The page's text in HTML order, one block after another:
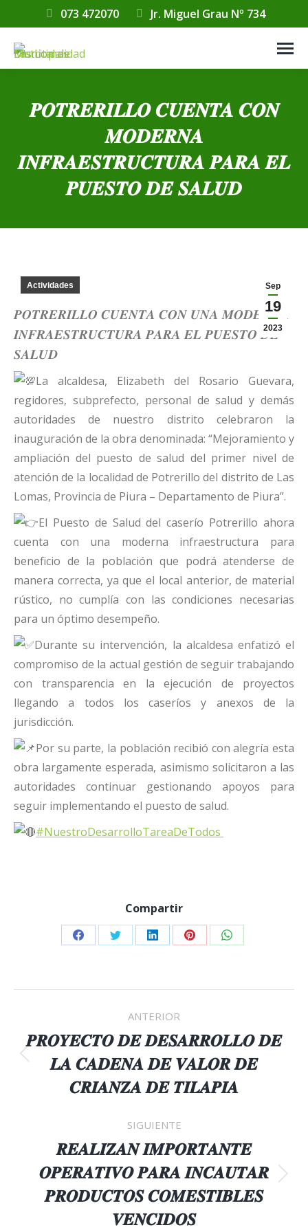
073 472070 Jr. Miguel Grau Nº 734
𝑷𝑶𝑻𝑹𝑬𝑹𝑰𝑳𝑳𝑶 𝑪𝑼𝑬𝑵𝑻𝑨 𝑪𝑶𝑵
𝑴𝑶𝑫𝑬𝑹𝑵𝑨
𝑰𝑵𝑭𝑹𝑨𝑬𝑺𝑻𝑹𝑼𝑪𝑻𝑼𝑹𝑨 𝑷𝑨𝑹𝑨 𝑬𝑳
𝑷𝑼𝑬𝑺𝑻𝑶 𝑫𝑬 𝑺𝑨𝑳𝑼𝑫
Sep
19
2023
Actividades
𝑷𝑶𝑻𝑹𝑬𝑹𝑰𝑳𝑳𝑶 𝑪𝑼𝑬𝑵𝑻𝑨 𝑪𝑶𝑵 𝑼𝑵𝑨 𝑴𝑶𝑫𝑬𝑹𝑵𝑨
𝑰𝑵𝑭𝑹𝑨𝑬𝑺𝑻𝑹𝑼𝑪𝑻𝑼𝑹𝑨 𝑷𝑨𝑹𝑨 𝑬𝑳 𝑷𝑼𝑬𝑺𝑻𝑶 𝑫𝑬
𝑺𝑨𝑳𝑼𝑫
La alcaldesa, Elizabeth del Rosario Guevara,
regidores, subprefecto, personal de salud y demás
autoridades de nuestro distrito celebraron la
inauguración de la obra denominada: “Mejoramiento y
ampliación del puesto de salud del primer nivel de
atención de la localidad de Potrerillo del distrito de Las
Lomas, Provincia de Piura – Departamento de Piura”.
El Puesto de Salud del caserío Potrerillo ahora
cuenta con una moderna infraestructura para
beneficio de la población que podrá atenderse de
manera correcta, ya que el local anterior, de material
rústico, no cumplía con las condiciones necesarias
para un óptimo desempeño.
Durante su intervención, la alcaldesa enfatizó el
compromiso de la actual gestión de seguir trabajando
con transparencia en la ejecución de proyectos
llegando a todos los caseríos y anexos de la
jurisdicción.
Por su parte, la población recibió con alegría esta
obra largamente esperada, asimismo solicitaron a las
autoridades continuar gestionando apoyos para
seguir implementando el puesto de salud.
#NuestroDesarrolloTareaDeTodos
Compartir
Share
Facebook
Share
Twitter
Share
LinkedIn
Share
Pinterest
Share
WhatsApp
NAVEGACIÓN
ENTRE
PUBLICACIONES
ANTERIOR
Publicación
anterior:
𝑷𝑹𝑶𝒀𝑬𝑪𝑻𝑶 𝑫𝑬 𝑫𝑬𝑺𝑨𝑹𝑹𝑶𝑳𝑳𝑶 𝑫𝑬
𝑳𝑨 𝑪𝑨𝑫𝑬𝑵𝑨 𝑫𝑬 𝑽𝑨𝑳𝑶𝑹 𝑫𝑬
𝑪𝑹𝑰𝑨𝑵𝒁𝑨 𝑫𝑬 𝑻𝑰𝑳𝑨𝑷𝑰𝑨
SIGUIENTE
Publicación
siguiente:
𝑹𝑬𝑨𝑳𝑰𝒁𝑨𝑵 𝑰𝑴𝑷𝑶𝑹𝑻𝑨𝑵𝑻𝑬
𝑶𝑷𝑬𝑹𝑨𝑻𝑰𝑽𝑶 𝑷𝑨𝑹𝑨 𝑰𝑵𝑪𝑨𝑼𝑻𝑨𝑹
𝑷𝑹𝑶𝑫𝑼𝑪𝑻𝑶𝑺 𝑪𝑶𝑴𝑬𝑺𝑻𝑰𝑩𝑳𝑬𝑺
𝑽𝑬𝑵𝑪𝑰𝑫𝑶𝑺